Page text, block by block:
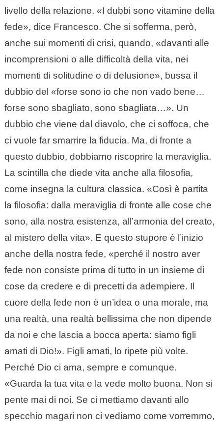
livello della relazione. «I dubbi sono vitamine della
fede», dice Francesco. Che si sofferma, però,
anche sui momenti di crisi, quando, «davanti alle
incomprensioni o alle difficoltà della vita, nei
momenti di solitudine o di delusione», bussa il
dubbio del «forse sono io che non vado bene…
forse sono sbagliato, sono sbagliata…». Un
dubbio che viene dal diavolo, che ci soffoca, che
ci vuole far smarrire la fiducia. Ma, di fronte a
questo dubbio, dobbiamo riscoprire la meraviglia.
La scintilla che diede vita anche alla filosofia,
come insegna la cultura classica. «Così è partita
la filosofia: dalla meraviglia di fronte alle cose che
sono, alla nostra esistenza, all’armonia del creato,
al mistero della vita». E questo stupore è l’inizio
anche della nostra fede, «perché il nostro aver
fede non consiste prima di tutto in un insieme di
cose da credere e di precetti da adempiere. Il
cuore della fede non è un’idea o una morale, ma
una realtà, una realtà bellissima che non dipende
da noi e che lascia a bocca aperta: siamo figli
amati di Dio!». Figli amati, lo ripete più volte.
Perché Dio ci ama, sempre e comunque.
«Guarda la tua vita e la vede molto buona. Non si
pente mai di noi. Se ci mettiamo davanti allo
specchio magari non ci vediamo come vorremmo,